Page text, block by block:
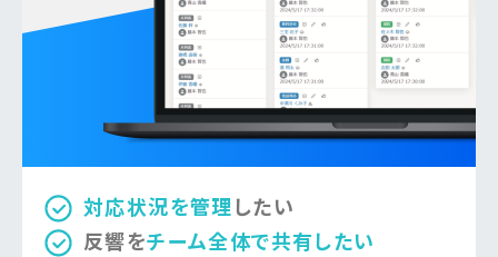
対応状況を管理 したい
反響をチーム全体で共有したい